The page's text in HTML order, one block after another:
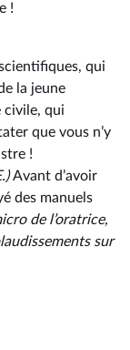
!
qui
la jeune
civile, qui
que vous n’y
!
Avant d’avoir
des manuels
de l’oratrice,
sur